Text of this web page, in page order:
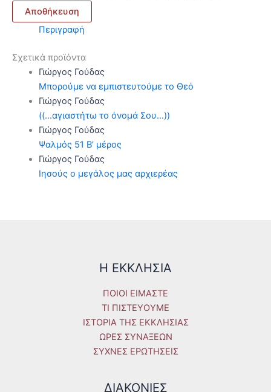
Αποθήκευση
Περιγραφή
Σχετικά προϊόντα
Γιώργος Γούδας
Μπορούμε να εμπιστευτούμε το Θεό
Γιώργος Γούδας
((…αγιαστήτω το όνομά Σου…))
Γιώργος Γούδας
Ψαλμός 51 B’ μέρος
Γιώργος Γούδας
Ιησούς ο μεγάλος μας αρχιερέας
Η ΕΚΚΛΗΣΙΑ
ΠΟΙΟΙ ΕΙΜΑΣΤΕ
ΤΙ ΠΙΣΤΕΥΟΥΜΕ
ΙΣΤΟΡΙΑ ΤΗΣ ΕΚΚΛΗΣΙΑΣ
ΩΡΕΣ ΣΥΝΑΞΕΩΝ
ΣΥΧΝΕΣ ΕΡΩΤΗΣΕΙΣ
ΔΙΑΚΟΝΙΕΣ